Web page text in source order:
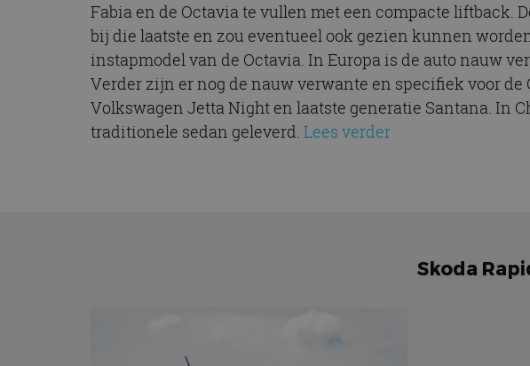
Fabia en de Octavia te vullen met een compacte liftback.
bij die laatste en zou eventueel ook gezien kunnen
instapmodel van de Octavia. In Europa is de auto nauw
Verder zijn er nog de nauw verwante en specifiek voor de
Volkswagen Jetta Night en laatste generatie Santana. In
traditionele sedan geleverd. Lees verder
Skoda